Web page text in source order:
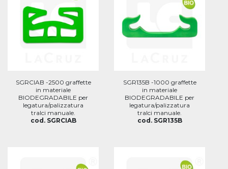
SGRCIAB -2500 graffette
in materiale
BIODEGRADABILE per
legatura/palizzatura
tralci manuale.
cod. SGRCIAB
SGR135B -1000 graffette
in materiale
BIODEGRADABILE per
legatura/palizzatura
tralci manuale.
cod. SGR135B